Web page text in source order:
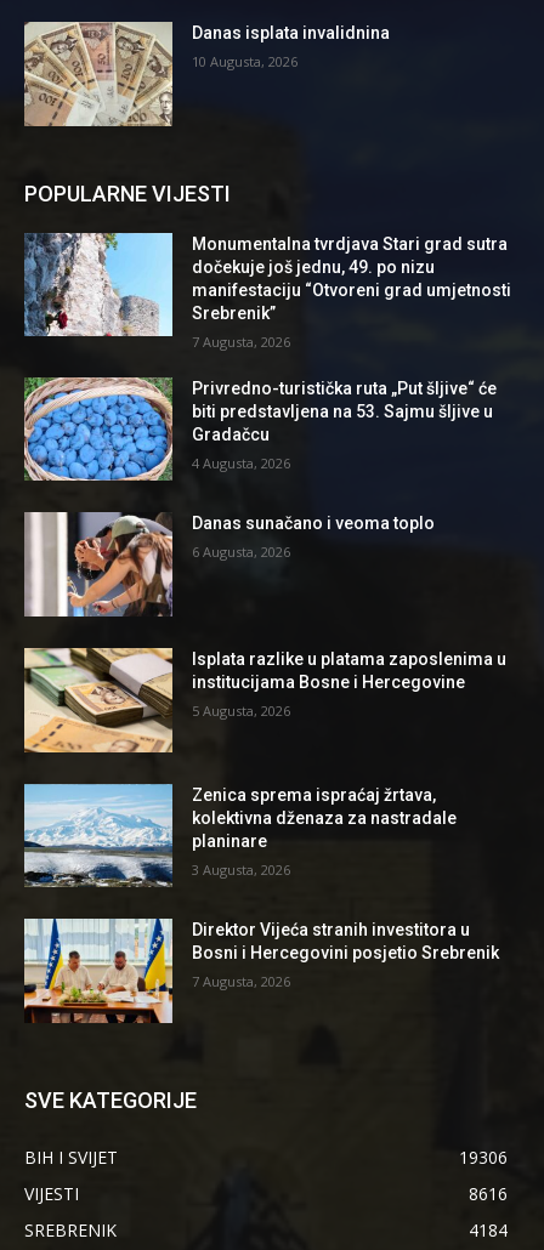
Danas isplata invalidnina
10 Augusta, 2026
POPULARNE VIJESTI
Monumentalna tvrdjava Stari grad sutra
dočekuje još jednu, 49. po nizu
manifestaciju “Otvoreni grad umjetnosti
Srebrenik”
7 Augusta, 2026
Privredno-turistička ruta „Put šljive“ će
biti predstavljena na 53. Sajmu šljive u
Gradačcu
4 Augusta, 2026
Danas sunačano i veoma toplo
6 Augusta, 2026
Isplata razlike u platama zaposlenima u
institucijama Bosne i Hercegovine
5 Augusta, 2026
Zenica sprema ispraćaj žrtava,
kolektivna dženaza za nastradale
planinare
3 Augusta, 2026
Direktor Vijeća stranih investitora u
Bosni i Hercegovini posjetio Srebrenik
7 Augusta, 2026
SVE KATEGORIJE
BIH I SVIJET
19306
VIJESTI
8616
SREBRENIK
4184